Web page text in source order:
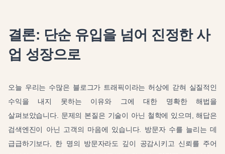
결론: 단순 유입을 넘어 진정한 사
업 성장으로
오늘 우리는 수많은 블로그가 트래픽이라는 허상에 갇혀 실질적인
수익을 내지 못하는 이유와 그에 대한 명확한 해법을
살펴보았습니다. 문제의 본질은 기술이 아닌 철학에 있으며, 해답은
검색엔진이 아닌 고객의 마음에 있습니다. 방문자 수를 늘리는 데
급급하기보다, 한 명의 방문자라도 깊이 공감시키고 신뢰를 주어